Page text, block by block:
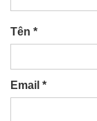
Tên *
Email *